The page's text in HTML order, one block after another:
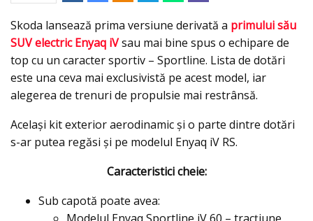
Skoda lansează prima versiune derivată a primului său
SUV electric Enyaq iVsau mai bine spus o echipare de
top cu un caracter sportiv – Sportline. Lista de dotări
este una ceva mai exclusivistă pe acest model, iar
alegerea de trenuri de propulsie mai restrânsă.
Acelaşi kit exterior aerodinamic şi o parte dintre dotări
s-ar putea regăsi şi pe modelul Enyaq iV RS.
Caracteristici cheie:
Sub capotă poate avea: